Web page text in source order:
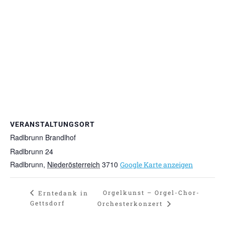
VERANSTALTUNGSORT
Radlbrunn Brandlhof
Radlbrunn 24
Radlbrunn, Niederösterreich 3710 Google Karte anzeigen
Erntedank in
Gettsdorf
Orgelkunst – Orgel-Chor-
Orchesterkonzert